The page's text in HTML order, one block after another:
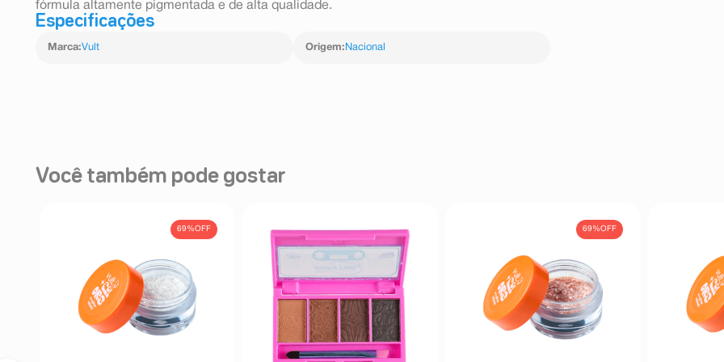
fórmula altamente pigmentada e de alta qualidade.
Especificações
Marca:Vult Origem: Nacional
Você também pode gostar
69%OFF 69%OFF